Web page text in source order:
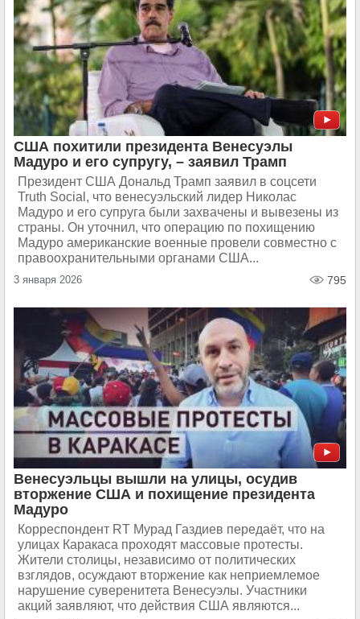
США похитили президента Венесуэлы
Мадуро и его супругу, – заявил Трамп
Президент США Дональд Трамп заявил в соцсети
Truth Social, что венесуэльский лидер Николас
Мадуро и его супруга были захвачены и вывезены из
страны. Он уточнил, что операцию по похищению
Мадуро американские военные провели совместно с
правоохранительными органами США...
3 января 2026 795
Венесуэльцы вышли на улицы, осудив
вторжение США и похищение президента
Мадуро
Корреспондент RT Мурад Газдиев передаёт, что на
улицах Каракаса проходят массовые протесты.
Жители столицы, независимо от политических
взглядов, осуждают вторжение как неприемлемое
нарушение суверенитета Венесуэлы. Участники
акций заявляют, что действия США являются...